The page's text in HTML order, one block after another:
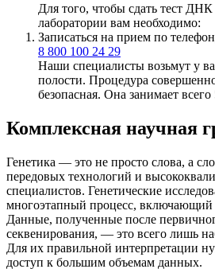
Для того, чтобы сдать тест
лаборатории вам необходимо:
Записаться на прием по
8 800 100 24 29
Наши специалисты возьмут у
полости. Процедура
безопасная. Она занимает
Комплексная научная
Генетика — это не просто слова, а
передовых технологий и
специалистов. Генетические
многоэтапный процесс, включающий
Данные, полученные после
секвенирования, — это всего лишь
Для их правильной интерпретации
доступ к большим объемам данных.